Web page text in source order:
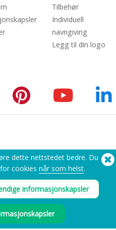
Tilbehør
Individuell
navngiving
Legg til din logo
hjelp? Ring oss:(650) 938-3500 (US)
Copyright © 2026 Flashbay
dette nettstedet bedre. Du
cookies når som helst.
informasjonskapsler